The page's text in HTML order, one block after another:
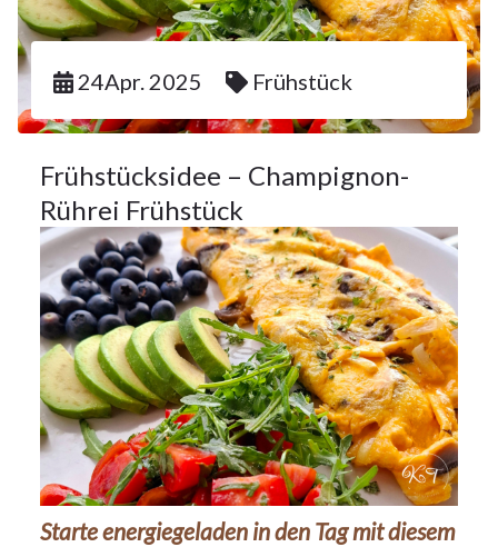
24Apr. 2025 Frühstück
Frühstücksidee – Champignon-
Rührei Frühstück
Starte energiegeladen in den Tag mit diesem